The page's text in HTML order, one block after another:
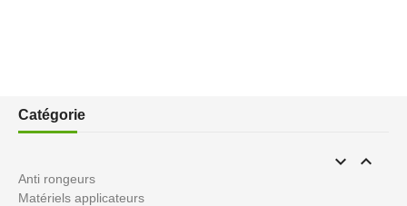
Catégorie
 
Anti rongeurs
Matériels applicateurs